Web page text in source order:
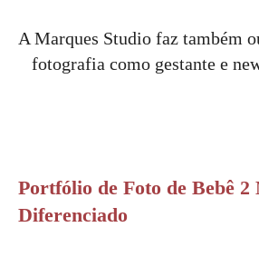
A Marques Studio faz também
fotografia como gestante e
Portfólio de Foto de Bebê 2
Diferenciado